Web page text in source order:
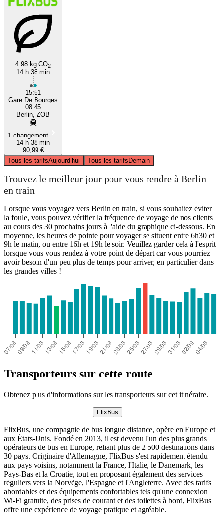
4.98 kg CO2
14 h 38 min
15:51
Gare De Bourges
08:45
Berlin, ZOB
1 changement
14 h 38 min
90,99 €
Tous les tarifsAujourd’hui Tous les tarifsDemain
Trouvez le meilleur jour pour vous rendre à Berlin
en train
Lorsque vous voyagez vers Berlin en train, si vous souhaitez éviter
la foule, vous pouvez vérifier la fréquence de voyage de nos clients
au cours des 30 prochains jours à l'aide du graphique ci-dessous. En
moyenne, les heures de pointe pour voyager se situent entre 6h30 et
9h le matin, ou entre 16h et 19h le soir. Veuillez garder cela à l'esprit
lorsque vous vous rendez à votre point de départ car vous pourriez
avoir besoin d'un peu plus de temps pour arriver, en particulier dans
les grandes villes !
Transporteurs sur cette route
Obtenez plus d'informations sur les transporteurs sur cet itinéraire.
FlixBus
FlixBus, une compagnie de bus longue distance, opère en Europe et
aux États-Unis. Fondé en 2013, il est devenu l'un des plus grands
opérateurs de bus en Europe, reliant plus de 2 500 destinations dans
30 pays. Originaire d'Allemagne, FlixBus s'est rapidement étendu
aux pays voisins, notamment la France, l'Italie, le Danemark, les
Pays-Bas et la Croatie, tout en proposant également des services
réguliers vers la Norvège, l'Espagne et l'Angleterre. Avec des tarifs
abordables et des équipements confortables tels qu'une connexion
Wi-Fi gratuite, des prises de courant et des toilettes à bord, FlixBus
offre une expérience de voyage pratique et agréable.